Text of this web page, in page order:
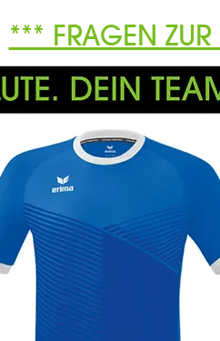
*** FRAGEN